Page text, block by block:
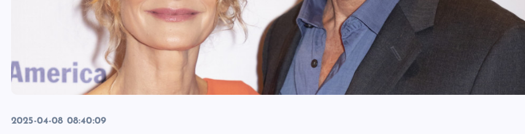
2025-04-08 08:40:09